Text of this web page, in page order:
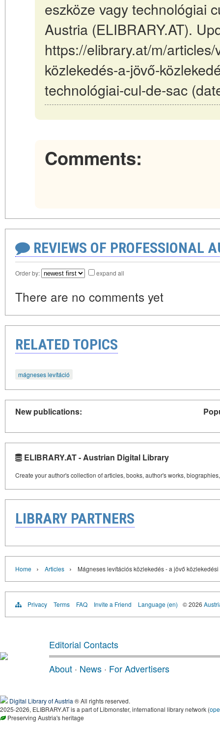
eszköze vagy technológiai
Austria (ELIBRARY.AT).
https://elibrary.at/m/
közlekedés-a-jövő-
technológiai-cul-de-sac
Comments:
REVIEWS OF PROFESSIONAL
Order by: expand all
There are no comments yet
RELATED TOPICS
mágneses levítáció
New publications:
ELIBRARY.AT - Austrian Digital Library
Create your author's collection of articles, books, author's works,
LIBRARY PARTNERS
Home › Articles › Mágneses levítációs közlekedés - a jövő
Privacy Terms FAQ Invite a Friend Language (en) © 2026
Editorial Contacts
About · News · For Advertisers
Digital Library of Austria ® All rights reserved.
2025-2026, ELIBRARY.AT is a part of Libmonster, international library network (
Preserving Austria's heritage